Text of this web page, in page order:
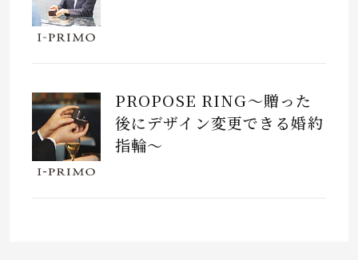
PROPOSE RING～贈った
後にデザイン変更できる婚約
指輪～